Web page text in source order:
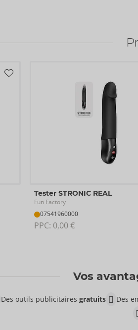
Tester STRONIC REAL
Fun Factory
07541960000
PPC: 0,00 €
Vos
Des outils publicitaires gratuits Des